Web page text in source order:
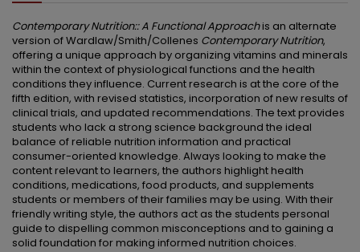
Contemporary Nutrition:: A Functional Approachis an alternate
version of Wardlaw/Smith/Collenes Contemporary Nutrition,
offering a unique approach by organizing vitamins and minerals
within the context of physiological functions and the health
conditions they influence. Current research is at the core of the
fifth edition, with revised statistics, incorporation of new results of
clinical trials, and updated recommendations. The text provides
students who lack a strong science background the ideal
balance of reliable nutrition information and practical
consumer-oriented knowledge. Always looking to make the
content relevant to learners, the authors highlight health
conditions, medications, food products, and supplements
students or members of their families may be using. With their
friendly writing style, the authors act as the students personal
guide to dispelling common misconceptions and to gaining a
solid foundation for making informed nutrition choices.